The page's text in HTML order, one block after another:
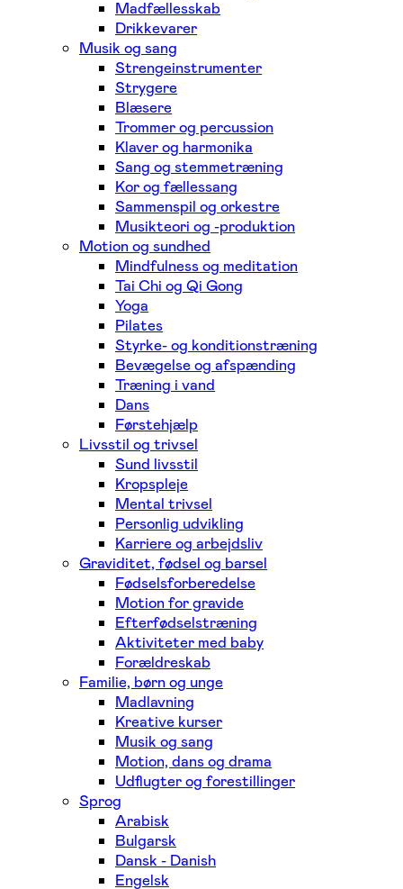
Madfællesskab
Drikkevarer
Musik og sang
Strengeinstrumenter
Strygere
Blæsere
Trommer og percussion
Klaver og harmonika
Sang og stemmetræning
Kor og fællessang
Sammenspil og orkestre
Musikteori og -produktion
Motion og sundhed
Mindfulness og meditation
Tai Chi og Qi Gong
Yoga
Pilates
Styrke- og konditionstræning
Bevægelse og afspænding
Træning i vand
Dans
Førstehjælp
Livsstil og trivsel
Sund livsstil
Kropspleje
Mental trivsel
Personlig udvikling
Karriere og arbejdsliv
Graviditet, fødsel og barsel
Fødselsforberedelse
Motion for gravide
Efterfødselstræning
Aktiviteter med baby
Forældreskab
Familie, børn og unge
Madlavning
Kreative kurser
Musik og sang
Motion, dans og drama
Udflugter og forestillinger
Sprog
Arabisk
Bulgarsk
Dansk - Danish
Engelsk